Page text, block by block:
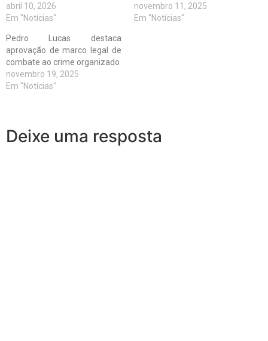
abril 10, 2026
Em "Notícias"
novembro 11, 2025
Em "Notícias"
Pedro Lucas destaca
aprovação de marco legal de
combate ao crime organizado
novembro 19, 2025
Em "Notícias"
Deixe uma resposta